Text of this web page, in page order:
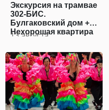
Экскурсия на трамвае
302-БИС.
Булгаковский дом +
Нехорошая квартира
13 августа